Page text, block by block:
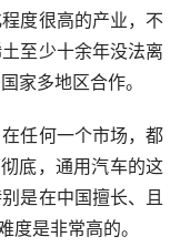
度很高的产业，不
至少十余年没法离
家多地区合作。
任何一个市场，都
底，通用汽车的这
是在中国擅长、且
度是非常高的。